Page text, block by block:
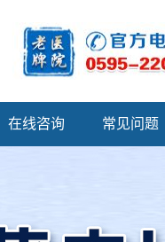
在线咨询 常见问题